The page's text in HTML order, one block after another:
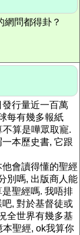
網問都得卦？
行量近一百萬
每有幾多報紙
算是嘩眾取寵.
本歷史書, 它跟
會讀得懂的聖經
別嗎, 出版商人能
聖經嗎. 我唔排
, 對於基督徒或
全世界有幾多基
聖經, ok我算你